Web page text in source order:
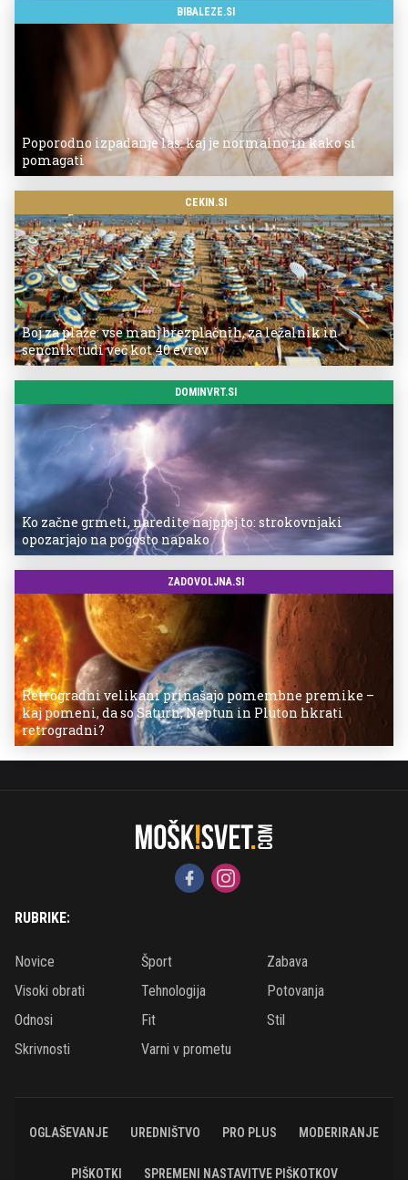
BIBALEZE.SI
Poporodno izpadanje las: kaj je normalno in kako si
pomagati
CEKIN.SI
Boj za plaže: vse manj brezplačnih, za ležalnik in
senčnik tudi več kot 40 evrov
DOMINVRT.SI
Ko začne grmeti, naredite najprej to: strokovnjaki
opozarjajo na pogosto napako
ZADOVOLJNA.SI
Retrogradni velikani prinašajo pomembne premike –
kaj pomeni, da so Saturn, Neptun in Pluton hkrati
retrogradni?
RUBRIKE:
Novice Šport
Zabava
Visoki obrati
Tehnologija
Potovanja
Odnosi
Fit
Stil
Skrivnosti
Varni v prometu
OGLAŠEVANJE UREDNIŠTVO PRO PLUS MODERIRANJE
PIŠKOTKI SPREMENI NASTAVITVE PIŠKOTKOV